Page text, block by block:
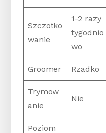
Szczotko
wanie
1-2 razy
tygodnio
wo
Groomer Rzadko
Trymow
anie
Nie
Poziom